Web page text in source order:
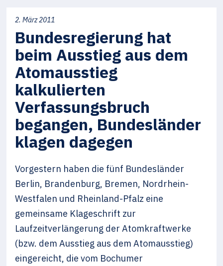
2. März 2011
Bundesregierung hat
beim Ausstieg aus dem
Atomausstieg
kalkulierten
Verfassungsbruch
begangen, Bundesländer
klagen dagegen
Vorgestern haben die fünf Bundesländer
Berlin, Brandenburg, Bremen, Nordrhein-
Westfalen und Rheinland-Pfalz eine
gemeinsame Klageschrift zur
Laufzeitverlängerung der Atomkraftwerke
(bzw. dem Ausstieg aus dem Atomausstieg)
eingereicht, die vom Bochumer